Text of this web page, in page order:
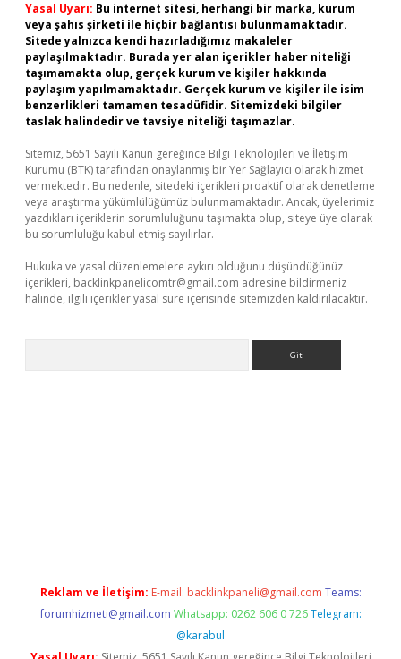
Yasal Uyarı: Bu internet sitesi, herhangi bir marka, kurum
veya şahıs şirketi ile hiçbir bağlantısı bulunmamaktadır.
Sitede yalnızca kendi hazırladığımız makaleler
paylaşılmaktadır. Burada yer alan içerikler haber niteliği
taşımamakta olup, gerçek kurum ve kişiler hakkında
paylaşım yapılmamaktadır. Gerçek kurum ve kişiler ile isim
benzerlikleri tamamen tesadüfidir. Sitemizdeki bilgiler
taslak halindedir ve tavsiye niteliği taşımazlar.
Sitemiz, 5651 Sayılı Kanun gereğince Bilgi Teknolojileri ve İletişim
Kurumu (BTK) tarafından onaylanmış bir Yer Sağlayıcı olarak hizmet
vermektedir. Bu nedenle, sitedeki içerikleri proaktif olarak denetleme
veya araştırma yükümlülüğümüz bulunmamaktadır. Ancak, üyelerimiz
yazdıkları içeriklerin sorumluluğunu taşımakta olup, siteye üye olarak
bu sorumluluğu kabul etmiş sayılırlar.
Hukuka ve yasal düzenlemelere aykırı olduğunu düşündüğünüz
içerikleri, backlinkpanelicomtr@gmail.com adresine bildirmeniz
halinde, ilgili içerikler yasal süre içerisinde sitemizden kaldırılacaktır.
Reklam ve İletişim: E-mail: backlinkpaneli@gmail.com Teams:
forumhizmeti@gmail.com Whatsapp: 0262 606 0 726 Telegram:
@karabul